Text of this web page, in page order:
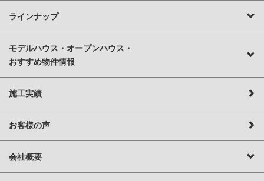
ラインナップ
モデルハウス・オープンハウス・
おすすめ物件情報
施工実績
お客様の声
会社概要